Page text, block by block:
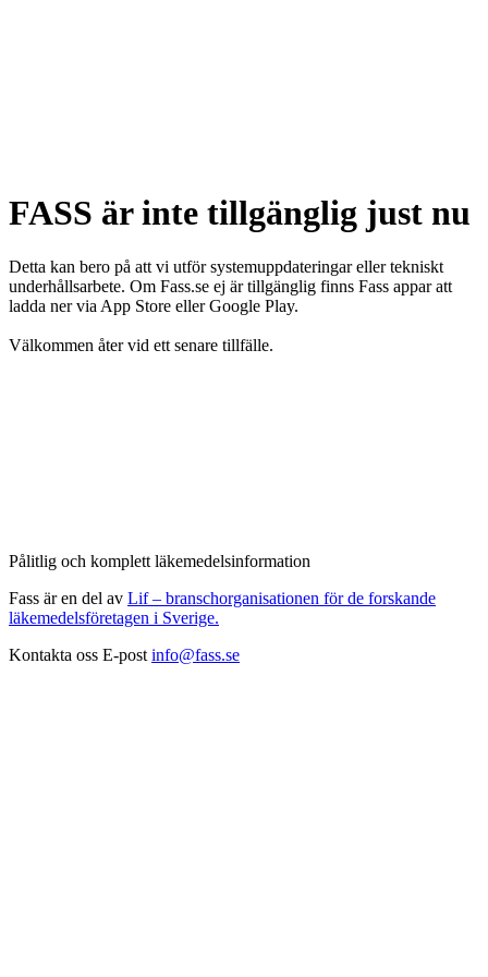
FASS är inte tillgänglig just nu
Detta kan bero på att vi utför systemuppdateringar eller tekniskt
underhållsarbete. Om Fass.se ej är tillgänglig finns Fass appar att
ladda ner via App Store eller Google Play.
Välkommen åter vid ett senare tillfälle.
Pålitlig och komplett läkemedelsinformation
Fass är en del av Lif – branschorganisationen för de forskande
läkemedelsföretagen i Sverige.
Kontakta oss E-post info@fass.se